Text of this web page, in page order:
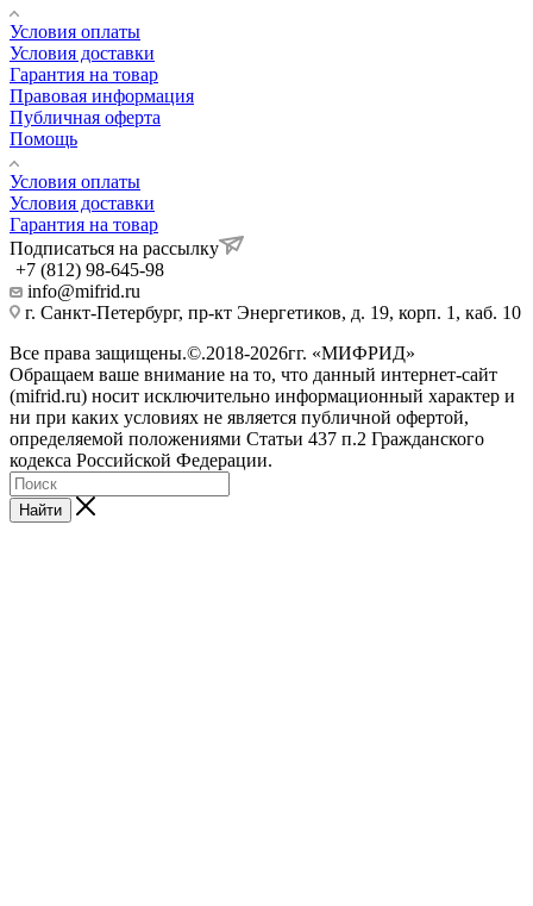
Условия оплаты
Условия доставки
Гарантия на товар
Правовая информация
Публичная оферта
Помощь
Условия оплаты
Условия доставки
Гарантия на товар
Подписаться на рассылку
+7 (812) 98-645-98
info@mifrid.ru
г. Санкт-Петербург, пр-кт Энергетиков, д. 19, корп. 1, каб. 10
Все права защищены.©.2018-2026гг. «МИФРИД»
Обращаем ваше внимание на то, что данный интернет-сайт
(mifrid.ru) носит исключительно информационный характер и
ни при каких условиях не является публичной офертой,
определяемой положениями Статьи 437 п.2 Гражданского
кодекса Российской Федерации.
Найти